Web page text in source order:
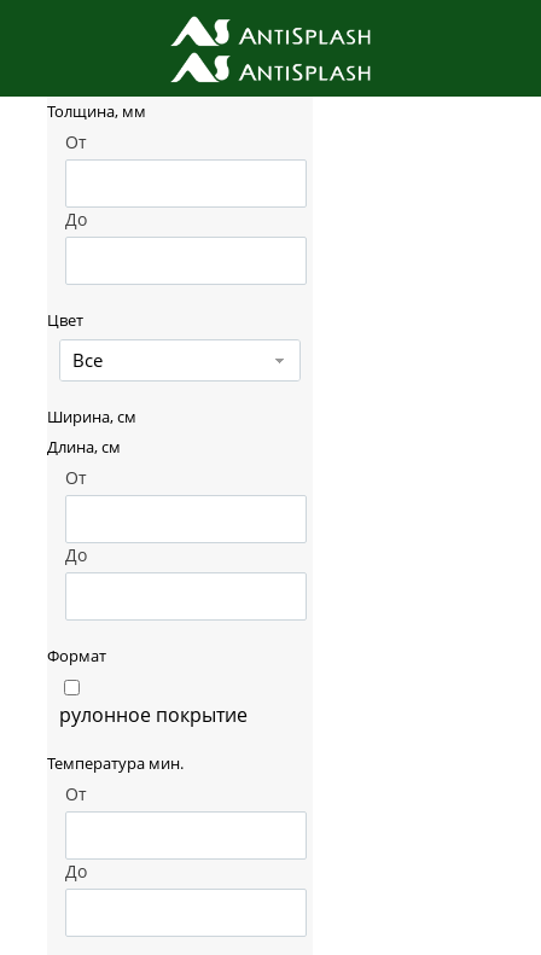
Фильтр товаров
Толщина, мм
От
До
Цвет
Все
Ширина, см
Длина, см
От
До
Формат
рулонное покрытие
Температура мин.
От
До